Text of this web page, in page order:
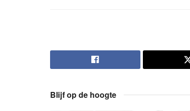
Blijf op de hoogte